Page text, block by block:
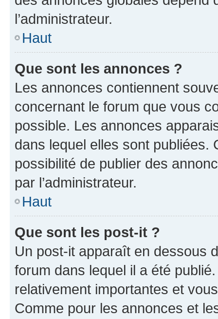
l’administrateur.
Haut
Que sont les annonces ?
Les annonces contiennent
concernant le forum que vous
possible. Les annonces
dans lequel elles sont publiées.
possibilité de publier des
par l’administrateur.
Haut
Que sont les post-it ?
Un post-it apparaît en dessous
forum dans lequel il a été
relativement importantes et
Comme pour les annonces et